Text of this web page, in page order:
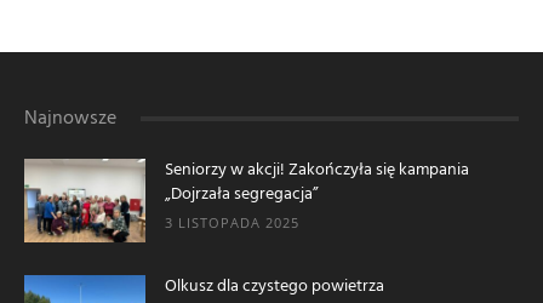
Najnowsze
Seniorzy w akcji! Zakończyła się kampania
„Dojrzała segregacja”
3 LISTOPADA 2025
Olkusz dla czystego powietrza